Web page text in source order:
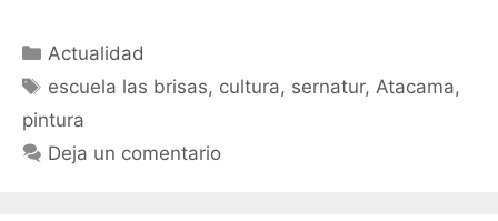
Actualidad
escuela las brisas, cultura, sernatur, Atacama,
pintura
Deja un comentario